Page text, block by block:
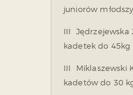
juniorów
III Jędrzejewska
kadetek do
III Miklaszewski
kadetów do 30